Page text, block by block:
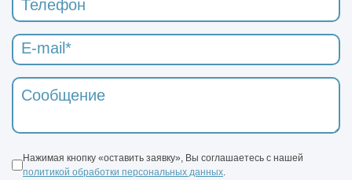
Нажимая кнопку «оставить заявку», Вы соглашаетесь с нашей
политикой обработки персональных данных